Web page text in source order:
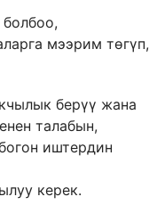
мээрим төгүп,
берүү жана
талабын,
иштердин
керек.